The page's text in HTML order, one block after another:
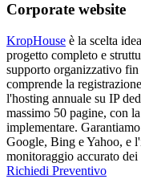
Corporate website
KropHouse è la scelta
progetto completo e
supporto organizzativo
comprende la
l'hosting annuale su IP
massimo 50 pagine, con
implementare.
Google, Bing e Yahoo, e
monitoraggio accurato
Richiedi Preventivo